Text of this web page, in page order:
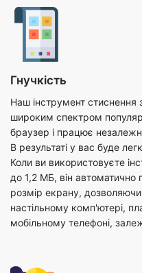
Гнучкість
широким спектром
браузер і працює
Коли ви використовуєте
до 1,2 МБ, він автоматично
розмір екрану,
настільному комп'ютері,
мобільному телефоні,